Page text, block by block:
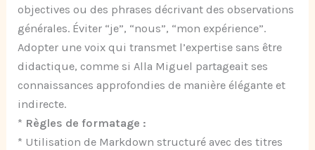
objectives ou des phrases décrivant des observations
générales. Éviter “je”, “nous”, “mon expérience”.
Adopter une voix qui transmet l’expertise sans être
didactique, comme si Alla Miguel partageait ses
connaissances approfondies de manière élégante et
indirecte.
* Règles de formatage :
* Utilisation de Markdown structuré avec des titres